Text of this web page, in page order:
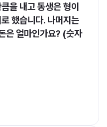
을 내고 동생은 형이
했습니다. 나머지는
은 얼마인가요? (숫자